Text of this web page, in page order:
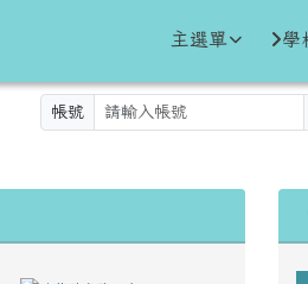
主選單 學
帳號